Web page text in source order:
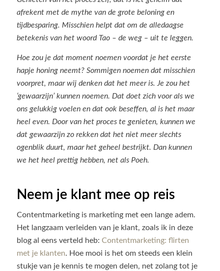
afrekent met de mythe van de grote beloning en
tijdbesparing. Misschien helpt dat om de alledaagse
betekenis van het woord Tao – de weg – uit te leggen.
Hoe zou je dat moment noemen voordat je het eerste
hapje honing neemt? Sommigen noemen dat misschien
voorpret, maar wij denken dat het meer is. Je zou het
‘gewaarzijn’ kunnen noemen. Dat doet zich voor als we
ons gelukkig voelen en dat ook beseffen, al is het maar
heel even. Door van het proces te genieten, kunnen we
dat gewaarzijn zo rekken dat het niet meer slechts
ogenblik duurt, maar het geheel bestrijkt. Dan kunnen
we het heel prettig hebben, net als Poeh.
Neem je klant mee op reis
Contentmarketing is marketing met een lange adem.
Het langzaam verleiden van je klant, zoals ik in deze
blog al eens verteld heb: Contentmarketing: flirten
met je klanten. Hoe mooi is het om steeds een klein
stukje van je kennis te mogen delen, net zolang tot je